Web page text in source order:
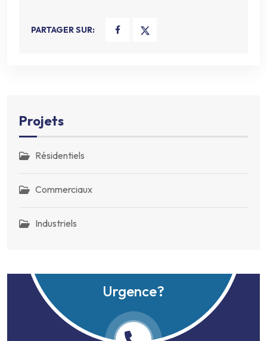
PARTAGER SUR:
Projets
Résidentiels
Commerciaux
Industriels
Urgence?